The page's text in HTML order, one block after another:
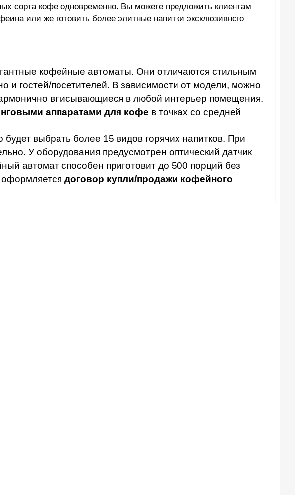
сорта кофе одновременно. Вы можете предложить клиентам
или же готовить более элитные напитки эксклюзивного
кофейные автоматы. Они отличаются стильным
и гостей/посетителей. В зависимости от модели, можно
вписывающиеся в любой интерьер помещения.
аппаратами для кофе в точках со средней
выбрать более 15 видов горячих напитков. При
У оборудования предусмотрен оптический датчик
автомат способен приготовит до 500 порций без
оформляется договор купли/продажи кофейного